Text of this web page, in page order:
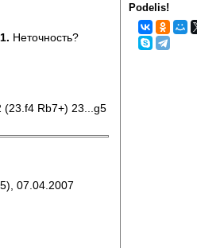
Неточность?
(23.f4 Rb7+) 23...g5
07.04.2007
Podelis!